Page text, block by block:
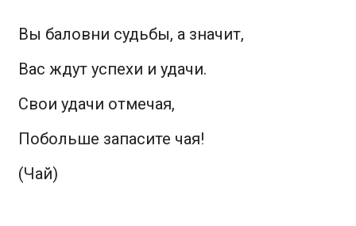
Вы баловни судьбы, а значит,
Вас ждут успехи и удачи.
Свои удачи отмечая,
Побольше запасите чая!
(Чай)